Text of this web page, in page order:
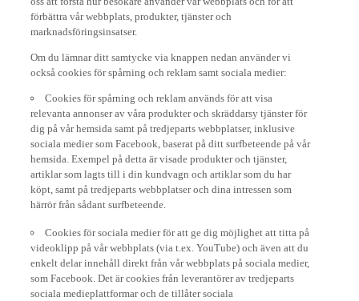
förbättra vår webbplats, produkter, tjänster och
marknadsföringsinsatser.
också cookies för spårning och reklam samt sociala medier:
relevanta annonser av våra produkter och skräddarsy tjänster för
dig på vår hemsida samt på tredjeparts webbplatser, inklusive
sociala medier som Facebook, baserat på ditt surfbeteende på vår
hemsida. Exempel på detta är visade produkter och tjänster,
artiklar som lagts till i din kundvagn och artiklar som du har
köpt, samt på tredjeparts webbplatser och dina intressen som
härrör från sådant surfbeteende.
videoklipp på vår webbplats (via t.ex. YouTube) och även att du
enkelt delar innehåll direkt från vår webbplats på sociala medier,
som Facebook. Det är cookies från leverantörer av tredjeparts
sociala medieplattformar och de tillåter sociala